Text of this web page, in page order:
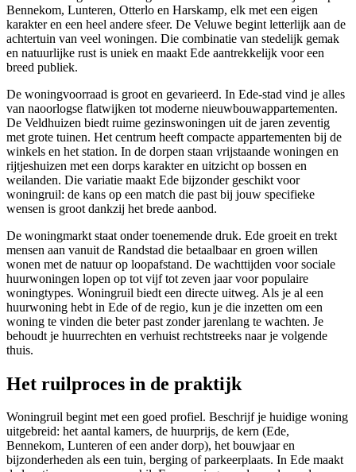
Bennekom, Lunteren, Otterlo en Harskamp, elk met een eigen
karakter en een heel andere sfeer. De Veluwe begint letterlijk aan de
achtertuin van veel woningen. Die combinatie van stedelijk gemak
en natuurlijke rust is uniek en maakt Ede aantrekkelijk voor een
breed publiek.
De woningvoorraad is groot en gevarieerd. In Ede-stad vind je alles
van naoorlogse flatwijken tot moderne nieuwbouwappartementen.
De Veldhuizen biedt ruime gezinswoningen uit de jaren zeventig
met grote tuinen. Het centrum heeft compacte appartementen bij de
winkels en het station. In de dorpen staan vrijstaande woningen en
rijtjeshuizen met een dorps karakter en uitzicht op bossen en
weilanden. Die variatie maakt Ede bijzonder geschikt voor
woningruil: de kans op een match die past bij jouw specifieke
wensen is groot dankzij het brede aanbod.
De woningmarkt staat onder toenemende druk. Ede groeit en trekt
mensen aan vanuit de Randstad die betaalbaar en groen willen
wonen met de natuur op loopafstand. De wachttijden voor sociale
huurwoningen lopen op tot vijf tot zeven jaar voor populaire
woningtypes. Woningruil biedt een directe uitweg. Als je al een
huurwoning hebt in Ede of de regio, kun je die inzetten om een
woning te vinden die beter past zonder jarenlang te wachten. Je
behoudt je huurrechten en verhuist rechtstreeks naar je volgende
thuis.
Het ruilproces in de praktijk
Woningruil begint met een goed profiel. Beschrijf je huidige woning
uitgebreid: het aantal kamers, de huurprijs, de kern (Ede,
Bennekom, Lunteren of een ander dorp), het bouwjaar en
bijzonderheden als een tuin, berging of parkeerplaats. In Ede maakt